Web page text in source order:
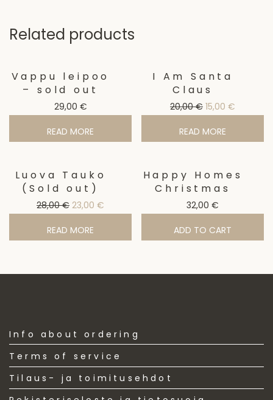
Related products
Vappu leipoo
– sold out
29,00 €
READ MORE
I Am Santa
Claus
20,00€ Original price
15,00 €
READ MORE
Luova Tauko
(Sold out)
28,00€ Original price was: 28,00 €.
23,00 € Current price is: 23,00 €.
READ MORE
Happy Homes
Christmas
32,00 €
ADD TO CART
Info about ordering
Terms of service
Tilaus- ja toimitusehdot